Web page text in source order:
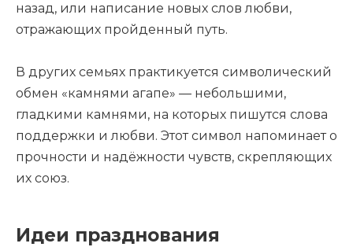
назад, или написание новых слов любви,
отражающих пройденный путь.
В других семьях практикуется символический
обмен «камнями агапе» — небольшими,
гладкими камнями, на которых пишутся слова
поддержки и любви. Этот символ напоминает о
прочности и надёжности чувств, скрепляющих
их союз.
Идеи празднования